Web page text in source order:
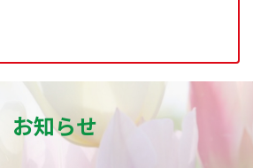
お知らせ